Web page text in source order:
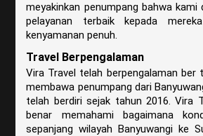
meyakinkan penumpang bahwa kami
pelayanan terbaik kepada
kenyamanan penuh.
Travel Berpengalaman
Vira Travel telah berpengalaman ber
membawa penumpang dari
telah berdiri sejak tahun 2016. Vira
benar memahami bagaimana
sepanjang wilayah Banyuwangi ke